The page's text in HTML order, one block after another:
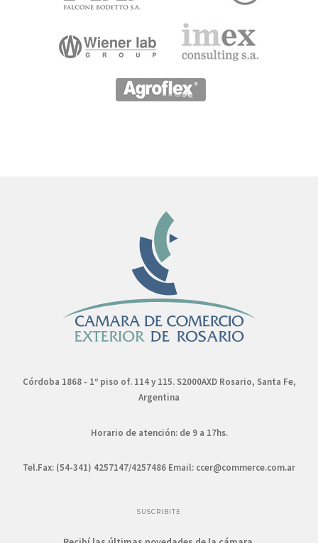
Córdoba 1868 - 1º piso of. 114 y 115. S2000AXD Rosario, Santa Fe,
Argentina
Horario de atención: de 9 a 17hs.
Tel.Fax: (54-341) 4257147/4257486 Email: ccer@commerce.com.ar
SUSCRIBITE